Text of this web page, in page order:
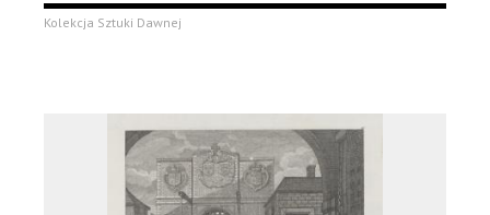
Kolekcja Sztuki Dawnej